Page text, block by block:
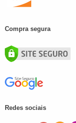
Compra segura
Redes sociais